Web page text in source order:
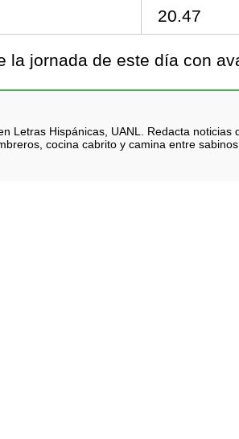
20.47
jornada de este día con
Letras Hispánicas, UANL. Redacta
cocina cabrito y camina entre